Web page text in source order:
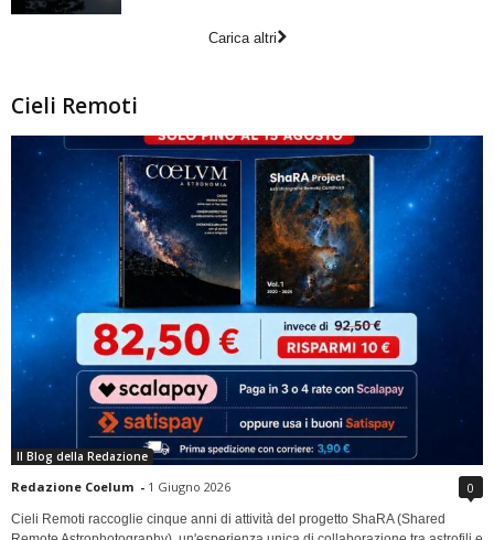
Carica altri
Cieli Remoti
Il Blog della Redazione
Redazione Coelum - 1 Giugno 2026 0
Cieli Remoti raccoglie cinque anni di attività del progetto ShaRA (Shared